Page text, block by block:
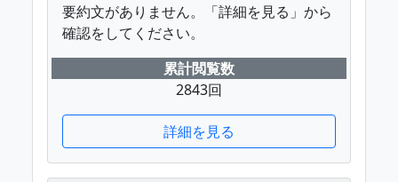
要約文がありません。「詳細を見る」から
確認をしてください。
累計閲覧数
2843回
詳細を見る